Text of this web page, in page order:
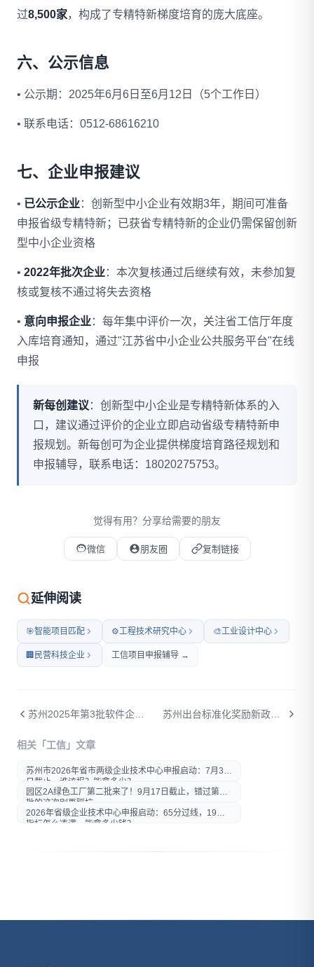
过8,500家，构成了专精特新梯度培育的庞大底座。
六、公示信息
• 公示期：2025年6月6日至6月12日（5个工作日）
• 联系电话：0512-68616210
七、企业申报建议
• 已公示企业：创新型中小企业有效期3年，期间可准备
申报省级专精特新；已获省专精特新的企业仍需保留创新
型中小企业资格
• 2022年批次企业：本次复核通过后继续有效，未参加复
核或复核不通过将失去资格
• 意向申报企业：每年集中评价一次，关注省工信厅年度
入库培育通知，通过"江苏省中小企业公共服务平台"在线
申报
新每创建议 ：创新型中小企业是专精特新体系的入
口，建议通过评价的企业立即启动省级专精特新申
报规划。新每创可为企业提供梯度培育路径规划和
申报辅导，联系电话：18020275753。
觉得有用？分享给需要的朋友
微信 朋友圈 复制链接
微信扫码打开本文
在微信内打开后分享给好友或
延伸阅读
🎯智能项目匹配 ⚙️工程技术研究中心 🎨工业设计中心
🏢 民营科技企业 工信项目申报辅导 →
相关「工信」文章
苏州市2026年省市两级企业技术中心申报启动：7月30
日截止，谁该报？能拿多少？
园区2A绿色工厂第二批来了！9月17日截止，错过第一
批的这次别再踩坑
2026年省级企业技术中心申报启动：65分过线，19项
指标怎么凑满、能拿多少钱？